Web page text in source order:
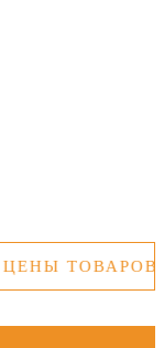
ТОВАРОВ